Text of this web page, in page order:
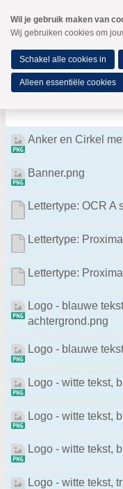
naar
Spring
de
inhoud
Spring
naar
Raad van Advies
Vertrouwenspersoon
Financieel
Beleidsstukken
Anker en Cirkel
Banner.png
Lettertype: OCR A
Lettertype:
Lettertype:
Logo - blauwe
achtergrond.png
Logo - blauwe
Logo - witte tekst,
Logo - witte tekst,
Logo - witte tekst,
Logo - witte tekst,
Wil je gebruik maken van
Wij gebruiken cookies om
Schakel alle cookies in
Alleen essentiële cookies